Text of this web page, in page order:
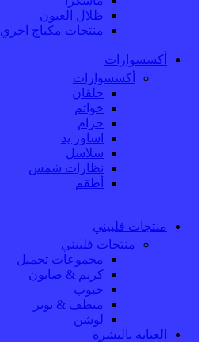
ظلال العيون
منتجات مكياج اخري
أكسسوارات
أكسسوارات
حلقان
خواتم
حزام
اساور يد
سلاسل
نظارات شمس
أطقم
منتجات فلبيني
منتجات فلبيني
مجموعات تجميل
كريم & صابون
حبوب
منظف & تونر
لوشن
العناية بالبشرة